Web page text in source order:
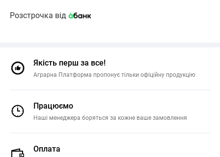
Розстрочка від
Якість перш за все!
Аграрна Платформа пропонує тільки офіційну продукцію
Працюємо
Наші менеджера боряться за кожне ваше замовлення
Оплата